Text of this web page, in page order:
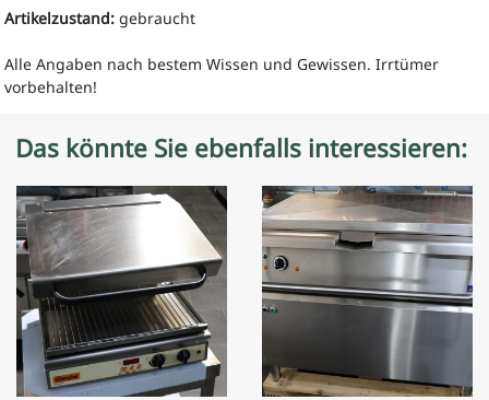
Artikelzustand: gebraucht
Alle Angaben nach bestem Wissen und Gewissen. Irrtümer
vorbehalten!
Das könnte Sie ebenfalls interessieren: